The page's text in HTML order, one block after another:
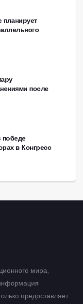
планирует
после
победе
в Конгресс
мира,
предоставляет